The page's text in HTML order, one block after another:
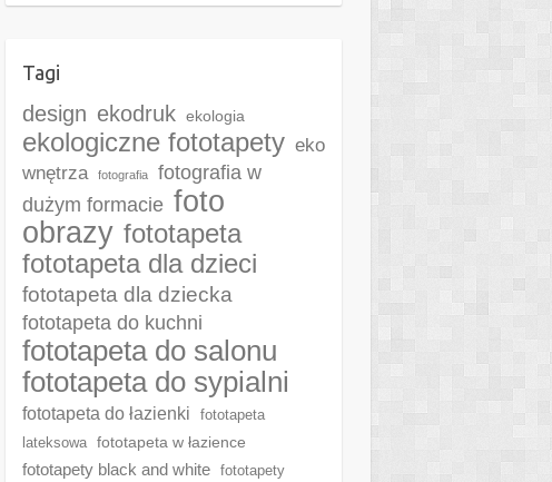
Tagi
design ekodruk ekologia
ekologiczne fototapety eko
wnętrza
fotografia
fotografia w
dużym formacie foto
obrazy fototapeta
fototapeta dla dzieci
fototapeta dla dziecka
fototapeta do kuchni
fototapeta do salonu
fototapeta do sypialni
fototapeta do łazienki
fototapeta
lateksowa
fototapeta w łazience
fototapety black and white
fototapety